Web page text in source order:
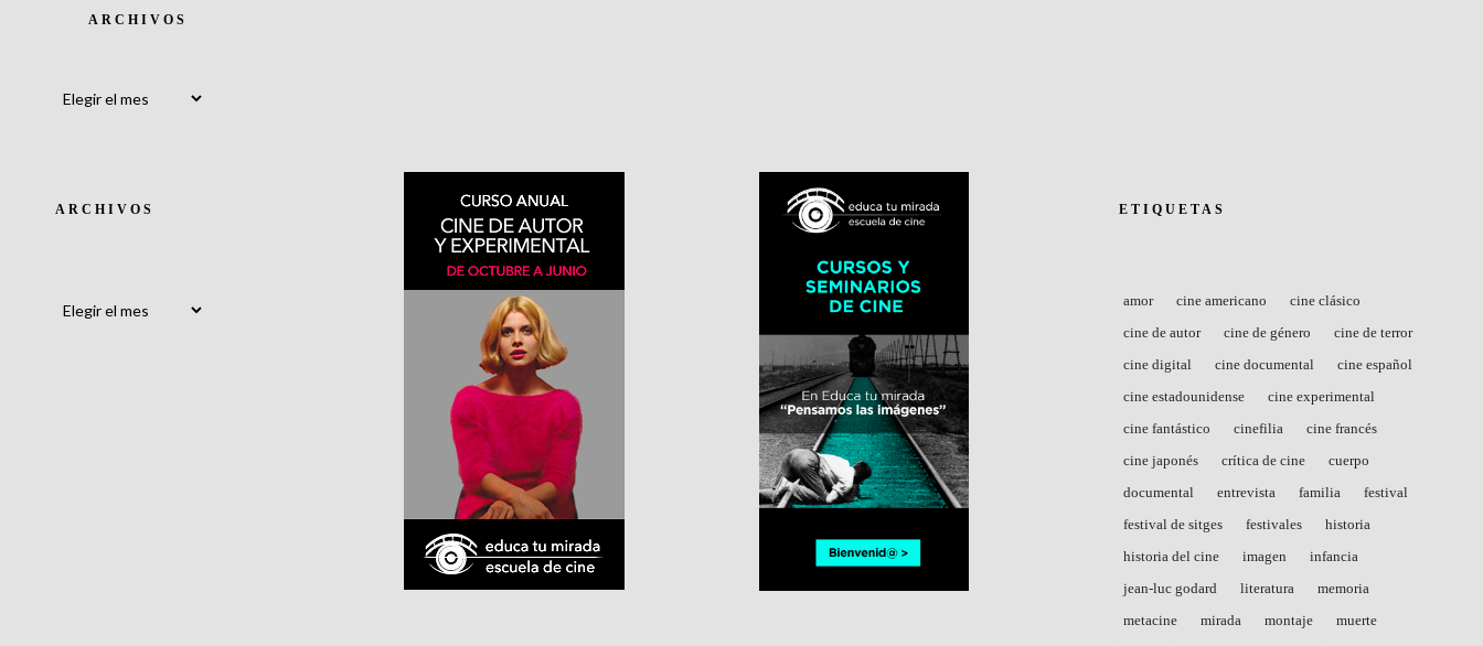
ARCHIVOS
ARCHIVOS ETIQUETAS
amor cine americano
cine clásico
cine de autor
cine de género
cine de terror
cine digital
cine documental
cine español
cine estadounidense
cine experimental
cine fantástico
cinefilia
cine francés
cine japonés
crítica de cine
cuerpo
documental
entrevista familia
festival
festival de sitges
festivales
historia
historia del cine
imagen
infancia
jean-luc godard
literatura
memoria
metacine
mirada montaje
muerte